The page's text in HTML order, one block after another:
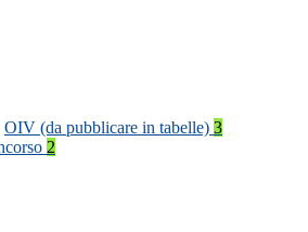
OIV (da pubblicare in tabelle) 3
2